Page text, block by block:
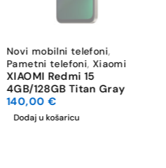
Novi mobilni telefoni,
Pametni telefoni, Xiaomi
XIAOMI Redmi 15
4GB/128GB Titan Gray
140,00 €
Dodaj u košaricu